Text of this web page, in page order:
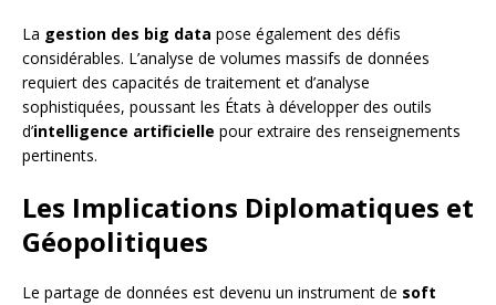
La gestion des big data pose également des défis
considérables. L’analyse de volumes massifs de données
requiert des capacités de traitement et d’analyse
sophistiquées, poussant les États à développer des outils
d’intelligence artificielle pour extraire des renseignements
pertinents.
Les Implications Diplomatiques et
Géopolitiques
Le partage de données est devenu un instrument de soft